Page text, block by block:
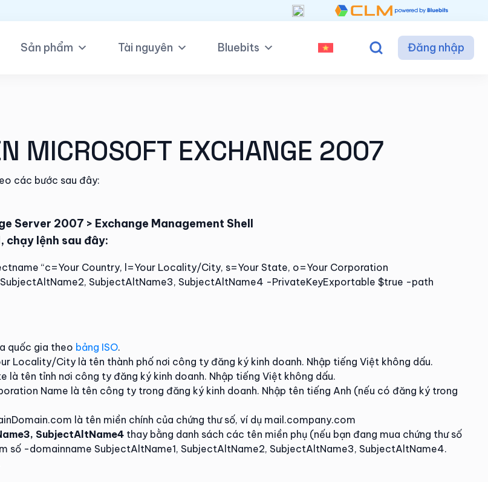
Sản phẩm Tài nguyên Bluebits Đăng nhập
MICROSOFT EXCHANGE 2007
các bước sau đây:
Server 2007 > Exchange Management Shell
chạy lệnh sau đây:
“c=Your Country, l=Your Locality/City, s=Your State, o=Your Corporation
SubjectAltName3, SubjectAltName4 -PrivateKeyExportable $true -path
quốc gia theo bảng ISO.
Locality/City là tên thành phố nơi công ty đăng ký kinh doanh. Nhập tiếng Việt không dấu.
là tên tỉnh nơi công ty đăng ký kinh doanh. Nhập tiếng Việt không dấu.
Name là tên công ty trong đăng ký kinh doanh. Nhập tên tiếng Anh (nếu có đăng ký trong
là tên miền chính của chứng thư số, ví dụ mail.company.com
SubjectAltName4 thay bằng danh sách các tên miền phụ (nếu bạn đang mua chứng thư số
số -domainname SubjectAltName1, SubjectAltName2, SubjectAltName3, SubjectAltName4.